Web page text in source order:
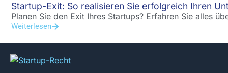
Startup-Exit: So realisieren Sie erfolgreich Ihren
Planen Sie den Exit Ihres Startups? Erfahren Sie alles
Weiterlesen